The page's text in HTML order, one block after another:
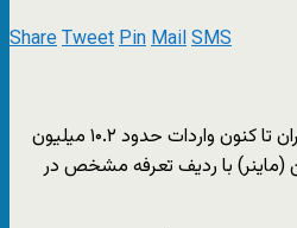
ShareTweetPinMailSMS
طبق اعلام معاون فنی گمرک ایران تا کنون واردات حدود ۱۰.۲ میلیون
(ماینر) با ردیف تعرفه مشخص در